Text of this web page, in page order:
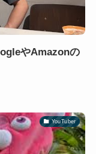
やAmazonの
YouTuber